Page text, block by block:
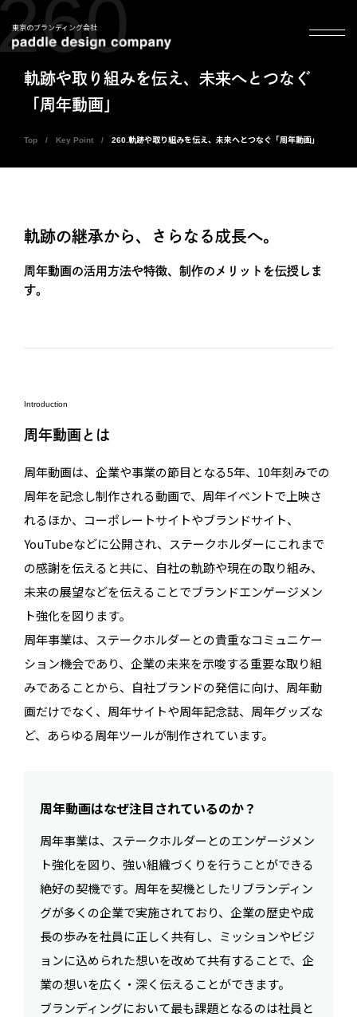
東京のブランディング会社
軌跡や取り組みを伝え、未来へとつなぐ
「周年動画」
Top Key Point 260.軌跡や取り組みを伝え、未来へとつなぐ「周年動画」
軌跡の継承から、さらなる成長へ。
周年動画の活用方法や特徴、制作のメリットを伝授しま
す。
Introduction
周年動画とは
周年動画は、企業や事業の節目となる5年、10年刻みでの
周年を記念し制作される動画で、周年イベントで上映さ
れるほか、コーポレートサイトやブランドサイト、
YouTubeなどに公開され、ステークホルダーにこれまで
の感謝を伝えると共に、自社の軌跡や現在の取り組み、
未来の展望などを伝えることでブランドエンゲージメン
ト強化を図ります。
周年事業は、ステークホルダーとの貴重なコミュニケー
ション機会であり、企業の未来を示唆する重要な取り組
みであることから、自社ブランドの発信に向け、周年動
画だけでなく、周年サイトや周年記念誌、周年グッズな
ど、あらゆる周年ツールが制作されています。
周年動画はなぜ注目されているのか？
周年事業は、ステークホルダーとのエンゲージメン
ト強化を図り、強い組織づくりを行うことができる
絶好の契機です。周年を契機としたリブランディン
グが多くの企業で実施されており、企業の歴史や成
長の歩みを社員に正しく共有し、ミッションやビジ
ョンに込められた想いを改めて共有することで、企
業の想いを広く・深く伝えることができます。
ブランディングにおいて最も課題となるのは社員と